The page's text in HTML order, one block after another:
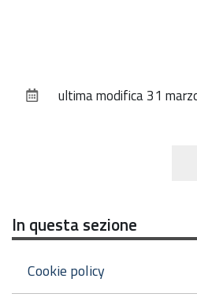
documentoultima modifica31
In questa sezione
Cookie policy